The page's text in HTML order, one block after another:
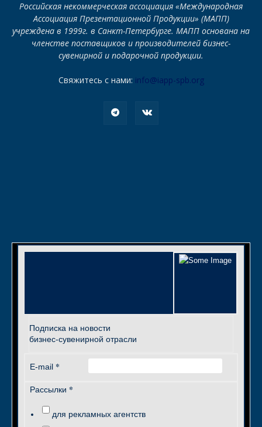
Российская некоммерческая ассоциация «Международная
Ассоциация Презентационной Продукции» (МАПП)
учреждена в 1999г. в Санкт-Петербурге. МАПП основана на
членстве поставщиков и производителей бизнес-
сувенирной и подарочной продукции.
Свяжитесь с нами: info@iapp-spb.org
Подписка на новости
бизнес-сувенирной отрасли
E-mail *
Рассылки *
для рекламных агентств